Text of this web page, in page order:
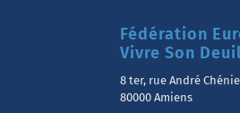
Fédération
Vivre Son Deuil
8 ter, rue André
80000 Amiens